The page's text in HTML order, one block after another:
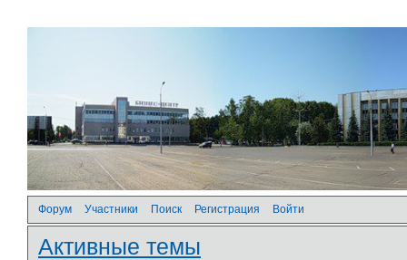
Форум Участники Поиск Регистрация Войти
Активные темы